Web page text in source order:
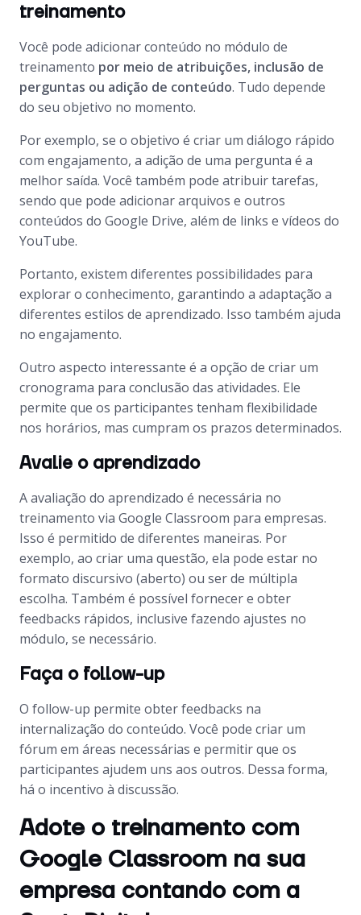
treinamento
Você pode adicionar conteúdo no módulo de
treinamento por meio de atribuições, inclusão de
perguntas ou adição de conteúdo. Tudo depende
do seu objetivo no momento.
Por exemplo, se o objetivo é criar um diálogo rápido
com engajamento, a adição de uma pergunta é a
melhor saída. Você também pode atribuir tarefas,
sendo que pode adicionar arquivos e outros
conteúdos do Google Drive, além de links e vídeos do
YouTube.
Portanto, existem diferentes possibilidades para
explorar o conhecimento, garantindo a adaptação a
diferentes estilos de aprendizado. Isso também ajuda
no engajamento.
Outro aspecto interessante é a opção de criar um
cronograma para conclusão das atividades. Ele
permite que os participantes tenham flexibilidade
nos horários, mas cumpram os prazos determinados.
Avalie o aprendizado
A avaliação do aprendizado é necessária no
treinamento via Google Classroom para empresas.
Isso é permitido de diferentes maneiras. Por
exemplo, ao criar uma questão, ela pode estar no
formato discursivo (aberto) ou ser de múltipla
escolha. Também é possível fornecer e obter
feedbacks rápidos, inclusive fazendo ajustes no
módulo, se necessário.
Faça o follow-up
O follow-up permite obterfeedbacks na
internalização do conteúdo. Você pode criar um
fórum em áreas necessárias e permitir que os
participantes ajudem uns aos outros. Dessa forma,
há o incentivo à discussão.
Adote o treinamento com
Google Classroom na sua
empresa contando com a